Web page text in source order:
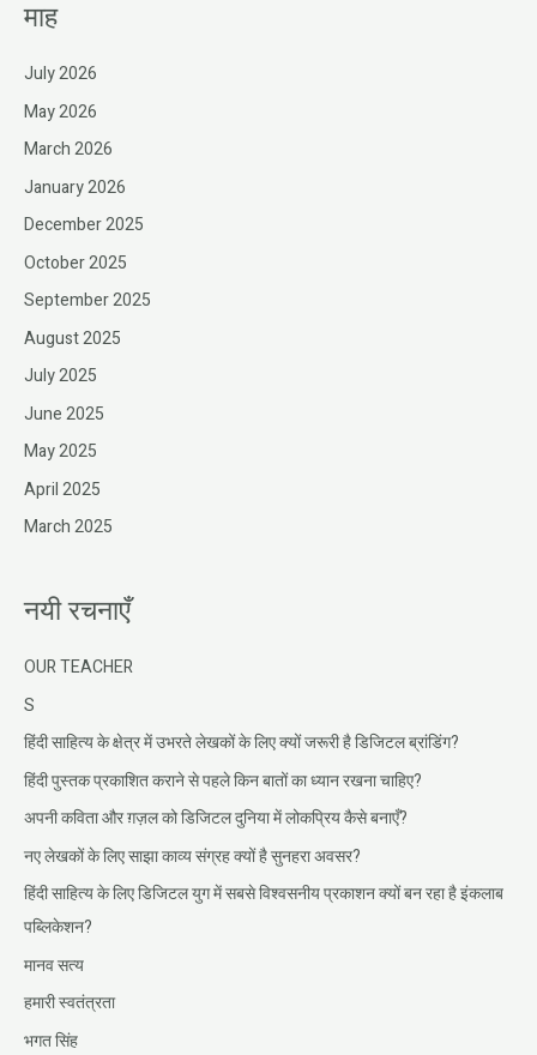
माह
July 2026
May 2026
March 2026
January 2026
December 2025
October 2025
September 2025
August 2025
July 2025
June 2025
May 2025
April 2025
March 2025
नयी रचनाएँ
OUR TEACHER
S
हिंदी साहित्य के क्षेत्र में उभरते लेखकों के लिए क्यों जरूरी है डिजिटल ब्रांडिंग?
हिंदी पुस्तक प्रकाशित कराने से पहले किन बातों का ध्यान रखना चाहिए?
अपनी कविता और ग़ज़ल को डिजिटल दुनिया में लोकप्रिय कैसे बनाएँ?
नए लेखकों के लिए साझा काव्य संग्रह क्यों है सुनहरा अवसर?
हिंदी साहित्य के लिए डिजिटल युग में सबसे विश्वसनीय प्रकाशन क्यों बन रहा है इंकलाब
पब्लिकेशन?
मानव सत्य
हमारी स्वतंत्रता
भगत सिंह